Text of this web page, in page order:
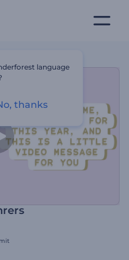
language
thanks